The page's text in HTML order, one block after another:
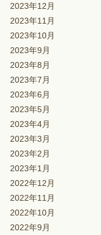
2023年12月
2023年11月
2023年10月
2023年9月
2023年8月
2023年7月
2023年6月
2023年5月
2023年4月
2023年3月
2023年2月
2023年1月
2022年12月
2022年11月
2022年10月
2022年9月